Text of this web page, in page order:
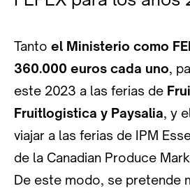
Tanto el Ministerio como
360.000 euros cada uno,
este 2023 a las ferias de
Fruitlogistica y Paysalia, y
viajar a las ferias de IPM
de la Canadian Produce
De este modo, se pretende